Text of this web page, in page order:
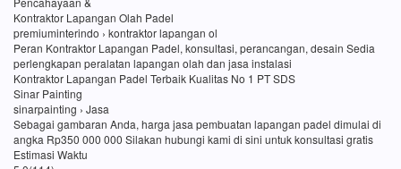
Kontraktor Lapangan Olah Padel
premiuminterindo › kontraktor lapangan ol
Peran Kontraktor Lapangan Padel, konsultasi, perancangan, desain Sedia
perlengkapan peralatan lapangan olah dan jasa instalasi
Kontraktor Lapangan Padel Terbaik Kualitas No 1 PT SDS
Sinar Painting
sinarpainting › Jasa
Sebagai gambaran Anda, harga jasa pembuatan lapangan padel dimulai di
angka Rp350 000 000 Silakan hubungi kami di sini untuk konsultasi gratis
Estimasi Waktu